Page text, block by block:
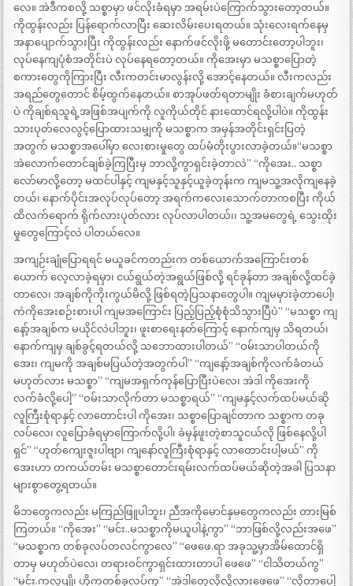
လေ။ အဲဒီကစလို့ သစ္စာမှာ ဖင်လိုးခံရမှာ အရမ်းပဲကြောက်သွားတော့တယ်။
ကိုထွန်းလည်း ပြန်ရောက်လာပြီး ဆေးလိမ်းပေးရတယ်။ သုံးလေးရက်နေမှ
အနာပျောက်သွားပြီး ကိုထွန်းလည်း နောက်ဖင်လိုးဖို့ မတောင်းတော့ပါဘူး၊
လုပ်နေကျပုံစံအတိုင်းပဲ လုပ်နေရတော့တယ်။ ကိုအေးမှာ မသစ္စာပြောတဲ့
စကားတွေကိုကြားပြီး လီးကတင်းမာလွန်းလို့ အောင့်နေတယ်။ လီးကလည်း
အရည်တွေတောင် စိမ့်ထွက်နေတယ်။ စာအုပ်ဖတ်ရတာမျိုး ခံစားချက်မဟုတ်
ပဲ ကိုချစ်ရသူရဲ့အဖြစ်အပျက်ကို လူကိုယ်တိုင် နားထောင်ရလို့ပါပဲ။ ကိုထွန်း
သားပုတ်လေလွင့်ပြောထားသမျှကို မသစ္စာက အမှန်အတိုင်းရှင်းပြတဲ့
အတွက် မသစ္စာအပေါ်မှာ လေးစားမှုတွေ ထပ်မံတိုးပွားလာခဲ့တယ်။“မသစ္စာ
အဲလောက်တောင်ချစ်ခဲ့ကြပြီးမှ ဘာလို့ကွာရှင်းခဲ့တာလဲ” “ကိုအေး.. သစ္စာ
လော်မာလို့တော့ မထင်ပါနှင့် ကျမနှင့်သူနှင့်ယူခဲ့တုန်းက ကျမသူ့အလိုကျနေခဲ့
တယ်၊ နောက်ပိုင်းအလုပ်လုပ်တော့ အရက်ကလေးသောက်တာကစပြီး ကိုယ်
ထိလက်ရောက် ရိုက်လားပုတ်လား လုပ်လာပါတယ်၊၊ သူ့အမတွေရဲ့ သွေးထိုး
မှုတွေကြောင့်လဲ ပါတယ်လေ။
အကျဉ်းချုံပြောရရင် မယူခင်ကတည်းက တစ်ယောက်အကြောင်းတစ်
ယောက် လေ့လာခဲ့ရမှာ၊ ငယ်ရွယ်တဲ့အရွယ်ဖြစ်လို့ ရင်ခုန်တာ အချစ်လို့ထင်ခဲ့
တာလေ၊ အချစ်ကိုကိုးကွယ်မိလို့ ဖြစ်ရတဲ့ပြသနာတွေပါ။ ကျမမှားခဲ့တာပေါ့၊
ကဲကိုအေးစဉ်းစားပါ ကျမအကြောင်း ပြည့်ပြည့်စုံစုံသိသွားပြီပဲ” “မသစ္စာ ကျ
နော့်အချစ်က မယိုင်လဲပါဘူး၊ ဖူးစာရေးနတ်ကြောင့် နောက်ကျမှ သိရတယ်၊
နောက်ကျမှ ချစ်ခွင့်ရတယ်လို့ သဘောထားပါတယ်” “ဝမ်းသာပါတယ်ကို
အေး၊ ကျမကို အချစ်မပြယ်တဲ့အတွက်ပါ” “ကျနော့်အချစ်ကိုလက်ခံတယ်
မဟုတ်လား မသစ္စာ” “ကျမအရှက်ကုန်ပြောပြီးပဲလေ၊ အဲဒါ ကိုအေးကို
လက်ခံလို့ပေါ့” “ဝမ်းသာလိုက်တာ မသစ္စာရယ်” “ကျမနှင့်လက်ထပ်မယ်ဆို
လူကြီးစုံရာနှင့် လာတောင်းပါ ကိုအေး၊ သစ္စာပြောချင်တာက သစ္စာက တခု
လပ်လေ၊ လူပြောခံရမှာကြောက်လို့ပါ၊ ခဲမှန်ဖူးတဲ့စာသူငယ်လို ဖြစ်နေလို့ပါ
ရှင်” “ဟုတ်ကျေးဇူးပါဗျာ၊ ကျနော်လူကြီးစုံရာနှင့် လာတောင်းပါ့မယ်” ကို
အေးဟာ တကယ်တမ်း မသစ္စာတောင်းရမ်းလက်ထပ်မယ်ဆိုတဲ့အခါ ပြသနာ
များစွာတွေ့ရတယ်။
မိဘတွေကလည်း မကြည်ဖြူပါဘူး၊ ညီအကိုမောင်နှမတွေကလည်း တားမြစ်
ကြတယ်။ “ကိုအေး” “မင်း..မသစ္စာကိုမယူပါနဲ့ကွာ” “ဘာဖြစ်လို့လည်းအဖေ”
“မသစ္စာက တစ်ခုလပ်တလင်ကွာလေ” “ဖေဖေ.ရာ အခုသူ့မှာအိမ်ထောင်ရှိ
တာမှ မဟုတ်ပဲလေ၊ တရားဝင်ကွာရှင်းထားတာပါ ဖေဖေ” “ငါသိတယ်ကွ”
“မင်း.ကလူပျို၊ ဟိုကတစ်ခုလပ်ကွ” “အဲဒါတွေလိုလို့လားဖေဖေ” “လိုတာပေါ့